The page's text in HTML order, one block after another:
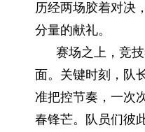
历经两场胶着对决
分量的献礼。
赛场之上，竞技
面。关键时刻，队
准把控节奏，一次
春锋芒。队员们彼